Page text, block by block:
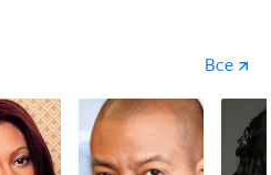
Все